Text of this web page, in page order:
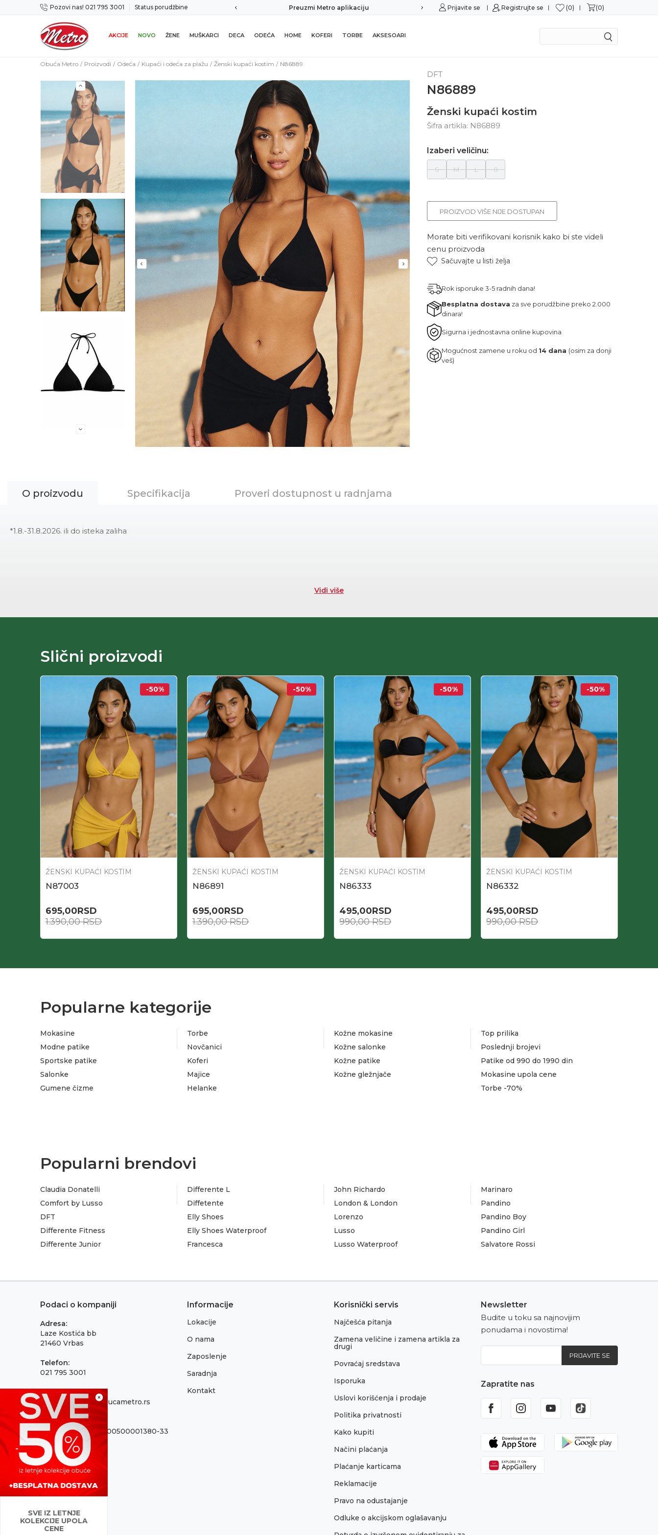
Pozovi nas! 021 795 3001 Status porudžbine
u roku od 14 dana Preuzmi Metro aplikaciju Sigurno plaćanje platnim karticama Mogućnost zamene u roku od 14 dana
Prijavite se Registrujte se 0 0
AKCIJE NOVO ŽENE MUŠKARCI DECA ODEĆA HOME KOFERI TORBE AKSESOARI
×
SVE IZ LETNJE
KOLEKCIJE UPOLA
CENE
Obuća Metro Proizvodi Odeća Kupaći i odeća za plažu Ženski kupaći kostim N86889
DFT
N86889
Ženski kupaći kostim
Šifra artikla: N86889
Izaberi veličinu:
S M L 0
PROIZVOD VIŠE NIJE DOSTUPAN
Morate biti verifikovani korisnik kako bi ste videli
cenu proizvoda
Sačuvajte u listi želja
Rok isporuke 3-5 radnih dana!
Besplatna dostava za sve porudžbine preko 2.000
dinara!
Sigurna i jednostavna online kupovina
Mogućnost zamene u roku od 14 dana (osim za donji
veš)
O proizvodu Specifikacija Proveri dostupnost u radnjama
*1.8.-31.8.2026. ili do isteka zaliha
Vidi više
Slični proizvodi
-50%
ŽENSKI KUPAĆI KOSTIM
N87003
695,00RSD
1.390,00RSD
-50%
ŽENSKI KUPAĆI KOSTIM
N86891
695,00RSD
1.390,00RSD
-50%
ŽENSKI KUPAĆI KOSTIM
N86333
495,00RSD
990,00RSD
-50%
ŽENSKI KUPAĆI KOSTIM
N86332
495,00RSD
990,00RSD
Popularne kategorije
Mokasine
Modne patike
Sportske patike
Salonke
Gumene čizme
Torbe
Novčanici
Koferi
Majice
Helanke
Kožne mokasine
Kožne salonke
Kožne patike
Kožne gležnjače
Top prilika
Poslednji brojevi
Patike od 990 do 1990 din
Mokasine upola cene
Torbe -70%
Popularni brendovi
Claudia Donatelli
Comfort by Lusso
DFT
Differente Fitness
Differente Junior
Differente L
Diffetente
Elly Shoes
Elly Shoes Waterproof
Francesca
John Richardo
London & London
Lorenzo
Lusso
Lusso Waterproof
Marinaro
Pandino
Pandino Boy
Pandino Girl
Salvatore Rossi
Podaci o kompaniji
Adresa:
Laze Kostića bb
21460 Vrbas
Telefon:
021 795 3001
Email:
onlinepodrska@obucametro.rs
Račun:
OTP Banka 325-9500500001380-33
PIB:
100637224
08698856
Informacije
Lokacije
O nama
Zaposlenje
Saradnja
Kontakt
Korisnički servis
Najčešća pitanja
Zamena veličine i zamena artikla za
drugi
Povraćaj sredstava
Isporuka
Uslovi korišćenja i prodaje
Politika privatnosti
Kako kupiti
Načini plaćanja
Plaćanje karticama
Reklamacije
Pravo na odustajanje
Odluke o akcijskom oglašavanju
Newsletter
Budite u toku sa najnovijim
ponudama i novostima!
PRIJAVITE SE
Zapratite nas